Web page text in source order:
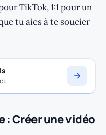
TikTok, 1:1 pour un
tu aies à te soucier
: Créer une vidéo